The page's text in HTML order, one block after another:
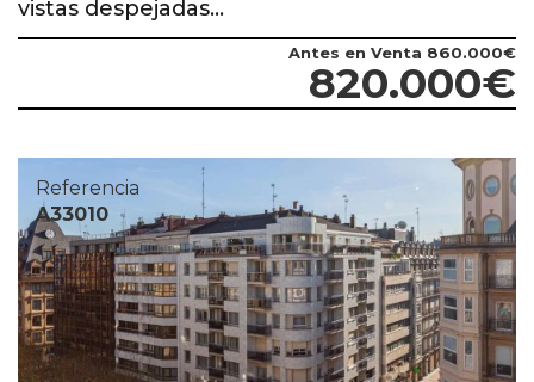
vistas despejadas...
Antes en Venta 860.000€
820.000€
Referencia
A33010